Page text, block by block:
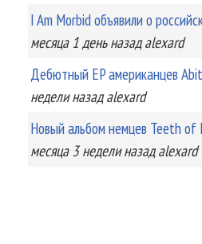
I Am Morbid объявили о
месяца 1 деньназад alexard
Дебютный EP американцев
неделиназад alexard
Новый альбом немцев Teeth of
месяца 3 неделиназад alexard